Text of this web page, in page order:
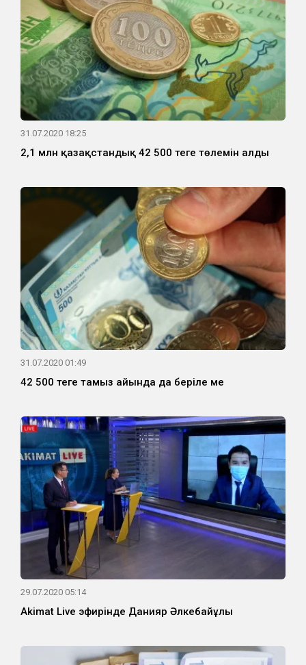
31.07.2020 18:25
2,1 млн қазақстандық 42 500 теңге төлемін алды
31.07.2020 01:49
42 500 теңге тамыз айында да беріле ме
29.07.2020 05:14
Akimat Live эфирінде Данияр Әлкебайұлы